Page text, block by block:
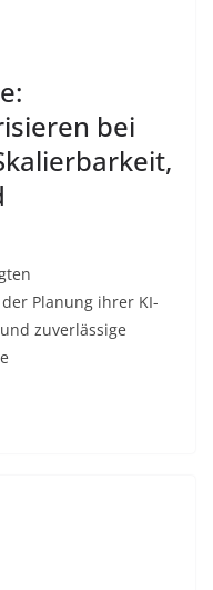
bei
Planung ihrer KI-
zuverlässige